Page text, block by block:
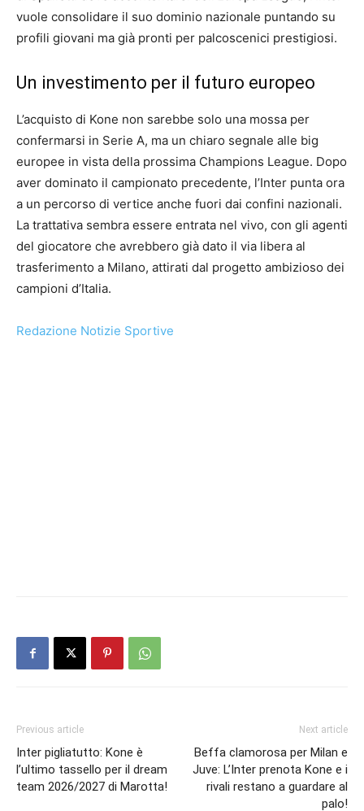
vuole consolidare il suo dominio nazionale puntando su
profili giovani ma già pronti per palcoscenici prestigiosi.
Un investimento per il futuro europeo
L’acquisto di Kone non sarebbe solo una mossa per
confermarsi in Serie A, ma un chiaro segnale alle big
europee in vista della prossima Champions League. Dopo
aver dominato il campionato precedente, l’Inter punta ora
a un percorso di vertice anche fuori dai confini nazionali.
La trattativa sembra essere entrata nel vivo, con gli agenti
del giocatore che avrebbero già dato il via libera al
trasferimento a Milano, attirati dal progetto ambizioso dei
campioni d’Italia.
Redazione Notizie Sportive
Previous article
Inter pigliatutto: Kone è
l’ultimo tassello per il dream
team 2026/2027 di Marotta!
Next article
Beffa clamorosa per Milan e
Juve: L’Inter prenota Kone e i
rivali restano a guardare al
palo!